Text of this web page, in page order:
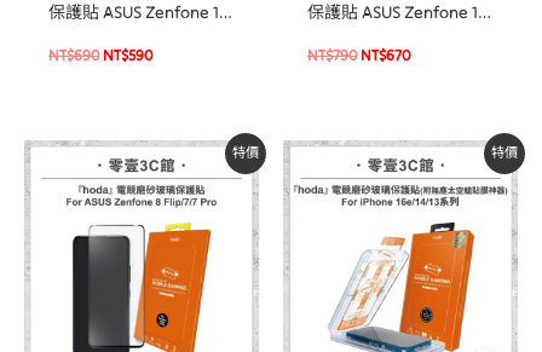
保護貼 ASUS Zenfone 10
NT$690 NT$590
保護貼 ASUS Zenfone 12
Ultra / 11 Ultra
NT$790 NT$670
特價
原
始
價
格：
NT$690。
目
前
價
格：
NT$590。
特價
原
始
價
格：
目
前
價
格：
NT$590。